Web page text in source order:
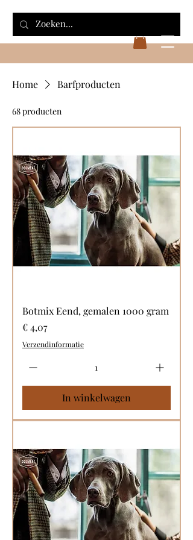
Home Barfproducten
68 producten
Botmix Eend, gemalen 1000 gram
Prijs
€ 4,07
Verzendinformatie
In winkelwagen